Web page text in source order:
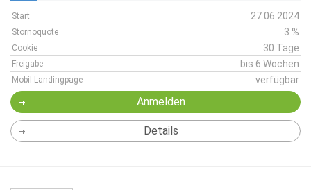
Start 27.06.2024
Stornoquote 3 %
Cookie 30 Tage
Freigabe bis 6 Wochen
Mobil-Landingpage verfügbar
Anmelden
Details